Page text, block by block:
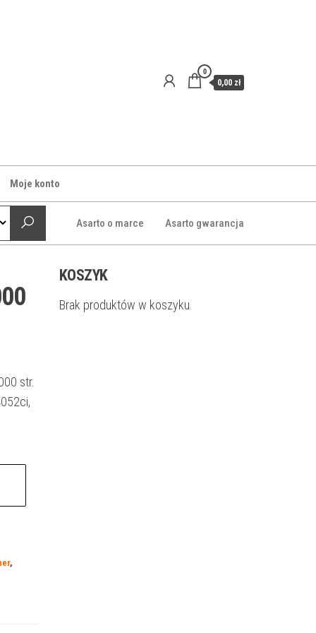
0
0,00 zł
Moje konto
Asarto o marce Asarto gwarancja
str.
,
KOSZYK
Brak produktów w koszyku.